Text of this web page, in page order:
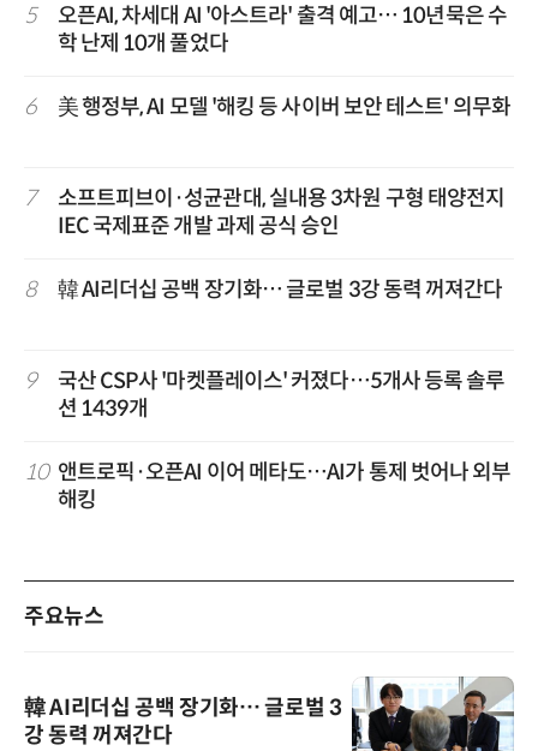
5
오픈AI, 차세대 AI '아스트라' 출격 예고… 10년묵은 수
학 난제 10개 풀었다
6 美 행정부, AI 모델 '해킹 등 사이버 보안 테스트' 의무화
7
소프트피브이·성균관대, 실내용 3차원 구형 태양전지
IEC 국제표준 개발 과제 공식 승인
8 韓 AI리더십 공백 장기화… 글로벌 3강 동력 꺼져간다
9
국산 CSP사 '마켓플레이스' 커졌다…5개사 등록 솔루
션 1439개
10 앤트로픽·오픈AI 이어 메타도…AI가 통제 벗어나 외부
해킹
주요뉴스
韓 AI리더십 공백 장기화… 글로벌 3
강 동력 꺼져간다